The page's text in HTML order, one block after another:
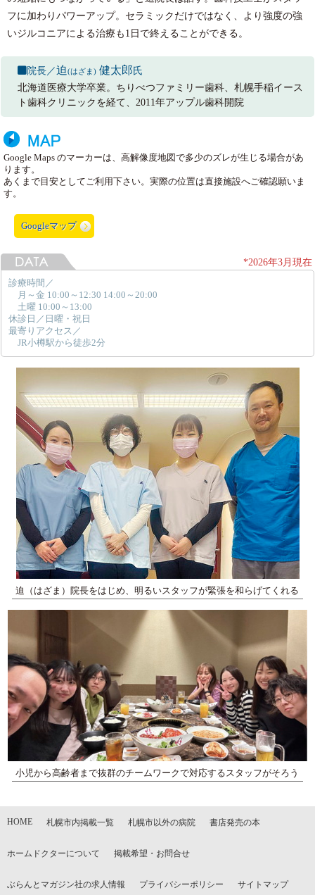
フに加わりパワーアップ。セラミックだけではなく、より強度の強
いジルコニアによる治療も1日で終えることができる。
院長／迫(はざま) 健太郎氏
北海道医療大学卒業。ちりべつファミリー歯科、札幌手稲イース
ト歯科クリニックを経て、2011年アップル歯科開院
Google Maps のマーカーは、高解像度地図で多少のズレが生じる場合があ
ります。
あくまで目安としてご利用下さい。実際の位置は直接施設へご確認願いま
す。
Googleマップ
*2026年3月現在
診療時間／
月～金 10:00～12:30 14:00～20:00
土曜 10:00～13:00
休診日／日曜・祝日
最寄りアクセス／
JR小樽駅から徒歩2分
迫（はざま）院長をはじめ、明るいスタッフが緊張を和らげてくれる
小児から高齢者まで抜群のチームワークで対応するスタッフがそろう
HOME 札幌市内掲載一覧 札幌市以外の病院 書店発売の本
ホームドクターについて 掲載希望・お問合せ
ぶらんとマガジン社の求人情報 プライバシーポリシー サイトマップ